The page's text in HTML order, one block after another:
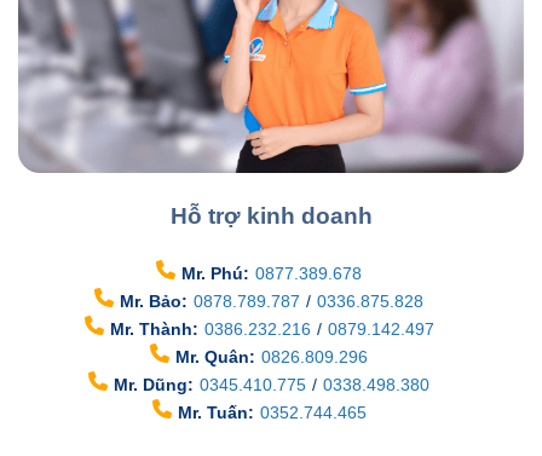
Hỗ trợ kinh doanh
Mr. Phú: 0877.389.678
Mr. Bảo: 0878.789.787 / 0336.875.828
Mr. Thành: 0386.232.216 / 0879.142.497
Mr. Quân: 0826.809.296
Mr. Dũng: 0345.410.775 / 0338.498.380
Mr. Tuấn: 0352.744.465